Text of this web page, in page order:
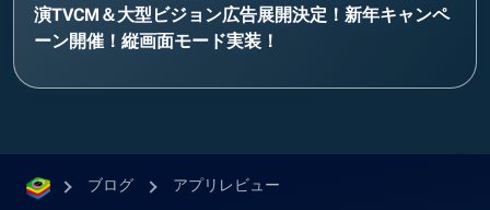
演TVCM＆大型ビジョン広告展開決定！新年キャンペ
ーン開催！縦画面モード実装！
ブログ アプリレビュー